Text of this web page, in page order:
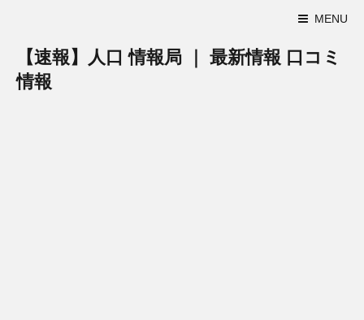
MENU
【速報】人口 情報局 ｜ 最新情報 口コミ
情報